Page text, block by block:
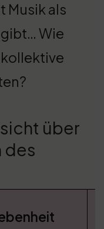
Musik als
Wie
über
des